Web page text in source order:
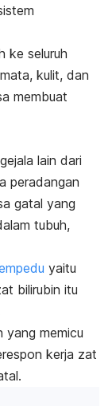
ke seluruh
kulit, dan
membuat
lain dari
peradangan
gatal yang
tubuh,
yaitu
bilirubin itu
yang memicu
kerja zat